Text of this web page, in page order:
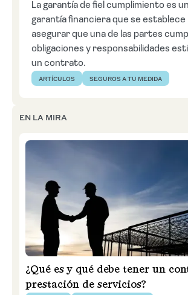
La garantía de fiel cumplimiento es
garantía financiera que se establece
asegurar que una de las partes
obligaciones y responsabilidades
un contrato.
ARTÍCULOS SEGUROS A TU MEDIDA
EN LA MIRA
¿Qué es y qué debe tener un
prestación de servicios?